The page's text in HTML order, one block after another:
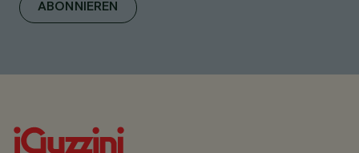
ABONNIEREN